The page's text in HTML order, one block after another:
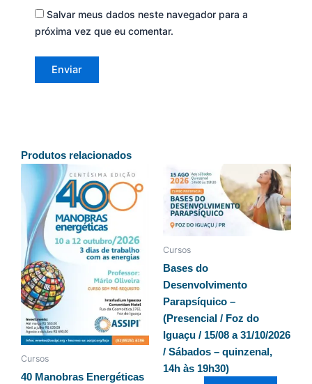
Salvar meus dados neste navegador para a
próxima vez que eu comentar.
Produtos relacionados
Cursos
40 Manobras Energéticas
Cursos
Bases do
Desenvolvimento
Parapsíquico –
(Presencial / Foz do
Iguaçu / 15/08 a 31/10/2026
/ Sábados – quinzenal,
14h às 19h30)